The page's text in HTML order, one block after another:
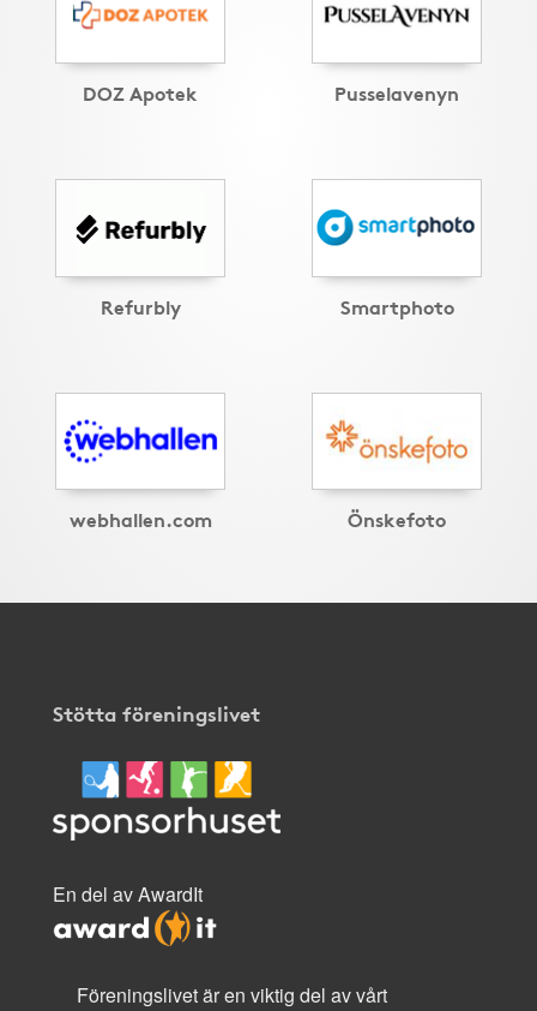
DOZ Apotek Pusselavenyn
Refurbly Smartphoto
webhallen.com Önskefoto
Stötta föreningslivet
En del av AwardIt
Föreningslivet är en viktig del av vårt